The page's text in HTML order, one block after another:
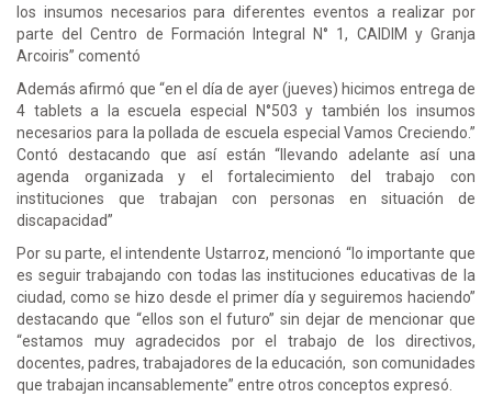
los insumos necesarios para diferentes eventos a realizar por
parte del Centro de Formación Integral N° 1, CAIDIM y Granja
Arcoiris” comentó
Además afirmó que “en el día de ayer (jueves) hicimos entrega de
4 tablets a la escuela especial N°503 y también los insumos
necesarios para la pollada de escuela especial Vamos Creciendo.”
Contó destacando que así están “llevando adelante así una
agenda organizada y el fortalecimiento del trabajo con
instituciones que trabajan con personas en situación de
discapacidad”
Por su parte, el intendente Ustarroz, mencionó “lo importante que
es seguir trabajando con todas las instituciones educativas de la
ciudad, como se hizo desde el primer día y seguiremos haciendo”
destacando que “ellos son el futuro” sin dejar de mencionar que
“estamos muy agradecidos por el trabajo de los directivos,
docentes, padres, trabajadores de la educación, son comunidades
que trabajan incansablemente” entre otros conceptos expresó.